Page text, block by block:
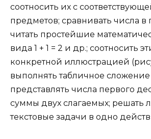
соотносить их с
предметов; сравнивать числа в
читать простейшие
вида 1 + 1 = 2 и др.; соотносить
конкретной иллюстрацией
выполнять табличное сложение
представлять числа первого
суммы двух слагаемых; решать
текстовые задачи в одно